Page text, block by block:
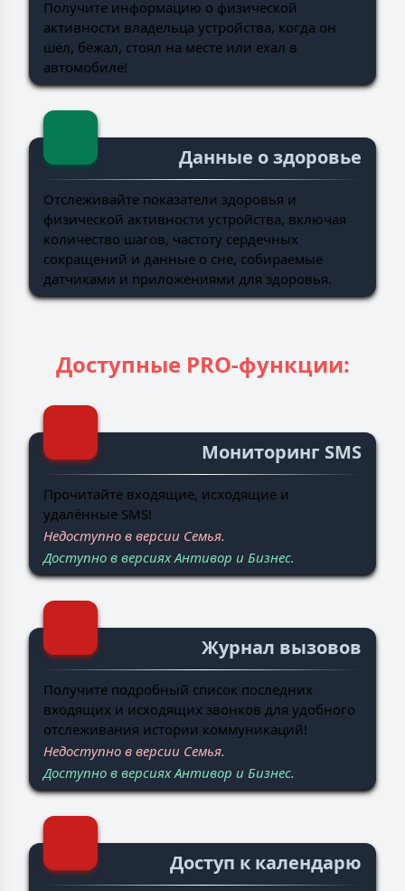
Получите информацию о физической
активности владельца устройства, когда он
шёл, бежал, стоял на месте или ехал в
автомобиле!
Данные о здоровье
Отслеживайте показатели здоровья и
физической активности устройства, включая
количество шагов, частоту сердечных
сокращений и данные о сне, собираемые
датчиками и приложениями для здоровья.
Доступные PRO-функции:
Мониторинг SMS
Прочитайте входящие, исходящие и
удалённые SMS!
Недоступно в версии Семья.
Доступно в версиях Антивор и Бизнес.
Журнал вызовов
Получите подробный список последних
входящих и исходящих звонков для удобного
отслеживания истории коммуникаций!
Недоступно в версии Семья.
Доступно в версиях Антивор и Бизнес.
Доступ к календарю